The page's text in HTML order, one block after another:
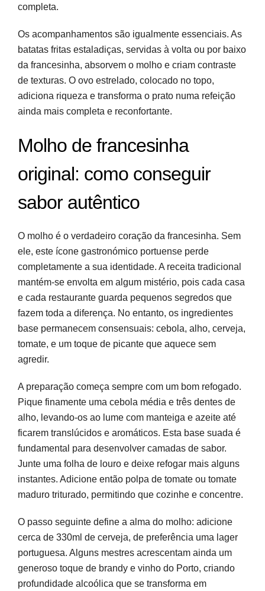
completa.
Os acompanhamentos são igualmente essenciais. As
batatas fritas estaladiças, servidas à volta ou por baixo
da francesinha, absorvem o molho e criam contraste
de texturas. O ovo estrelado, colocado no topo,
adiciona riqueza e transforma o prato numa refeição
ainda mais completa e reconfortante.
Molho de francesinha
original: como conseguir
sabor autêntico
O molho é o verdadeiro coração da francesinha. Sem
ele, este ícone gastronómico portuense perde
completamente a sua identidade. A receita tradicional
mantém-se envolta em algum mistério, pois cada casa
e cada restaurante guarda pequenos segredos que
fazem toda a diferença. No entanto, os ingredientes
base permanecem consensuais: cebola, alho, cerveja,
tomate, e um toque de picante que aquece sem
agredir.
A preparação começa sempre com um bom refogado.
Pique finamente uma cebola média e três dentes de
alho, levando-os ao lume com manteiga e azeite até
ficarem translúcidos e aromáticos. Esta base suada é
fundamental para desenvolver camadas de sabor.
Junte uma folha de louro e deixe refogar mais alguns
instantes. Adicione então polpa de tomate ou tomate
maduro triturado, permitindo que cozinhe e concentre.
O passo seguinte define a alma do molho: adicione
cerca de 330ml de cerveja, de preferência uma lager
portuguesa. Alguns mestres acrescentam ainda um
generoso toque de brandy e vinho do Porto, criando
profundidade alcoólica que se transforma em